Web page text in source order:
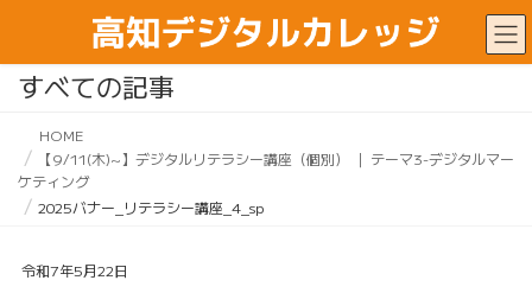
すべての記事
HOME
【9/11(木)~】デジタルリテラシー講座（個別） ｜ テーマ3-デジタルマー
ケティング
2025バナー_リテラシー講座_4_sp
令和7年5月22日